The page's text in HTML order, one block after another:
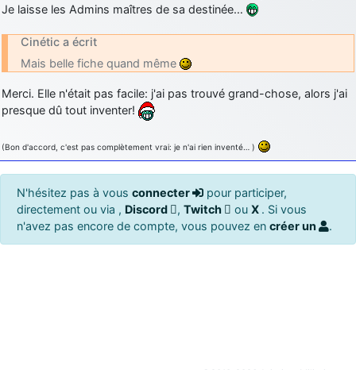
Je laisse les Admins maîtres de sa destinée…
Cinétic a écrit
Mais belle fiche quand même
Merci. Elle n'était pas facile: j'ai pas trouvé grand-chose, alors j'ai
presque dû tout inventer!
(Bon d'accord, c'est pas complètement vrai: je n'ai rien inventé… )
N'hésitez pas à vous connecter
pour participer,
directement ou via , Discord , Twitch ou X . Si vous
n'avez pas encore de compte, vous pouvez en créer un .